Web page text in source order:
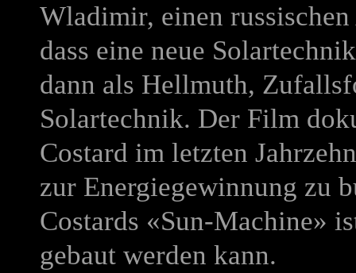
Wladimir, einen
dass eine neue
dann als Hellmuth,
Solartechnik. Der Film
Costard im letzten
zur Energiegewinnung zu
Costards «Sun-Machine»
gebaut werden kann.